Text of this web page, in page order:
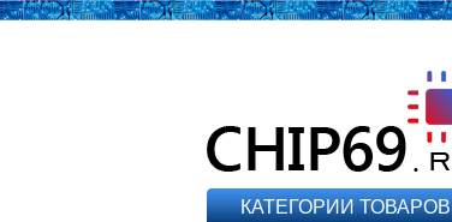
КАТЕГОРИИ ТОВАРОВ